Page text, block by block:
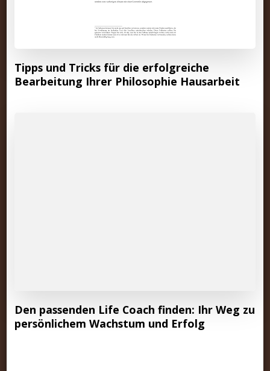
Tipps und Tricks für die erfolgreiche
Bearbeitung Ihrer Philosophie Hausarbeit
Den passenden Life Coach finden: Ihr Weg zu
persönlichem Wachstum und Erfolg